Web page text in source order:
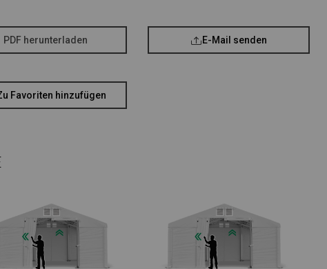
PDF herunterladen E-Mail senden
Favoriten hinzufügen